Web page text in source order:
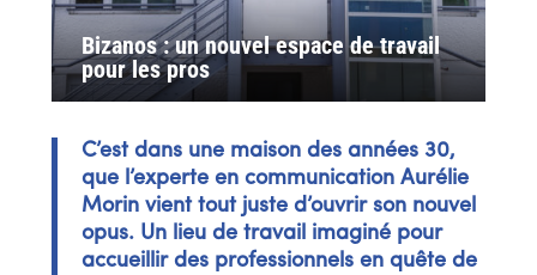
Bizanos : un nouvel espace de travail
pour les pros
C’est dans une maison des années 30,
que l’experte en communication Aurélie
Morin vient tout juste d’ouvrir son nouvel
opus. Un lieu de travail imaginé pour
accueillir des professionnels en quête de